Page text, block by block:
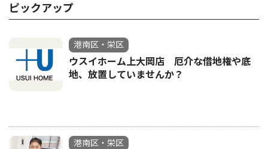
ピックアップ
港南区・栄区
ウスイホーム上大岡店 厄介な借地権や底
地、放置していませんか？
港南区・栄区